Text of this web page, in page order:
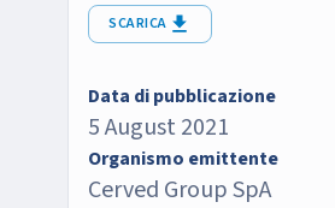
SCARICA
Data di pubblicazione
5 August 2021
Organismo emittente
Cerved Group SpA